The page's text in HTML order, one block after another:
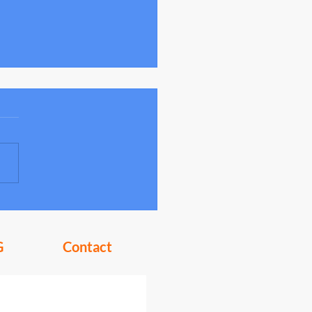
data driven plaform voor de
Contact